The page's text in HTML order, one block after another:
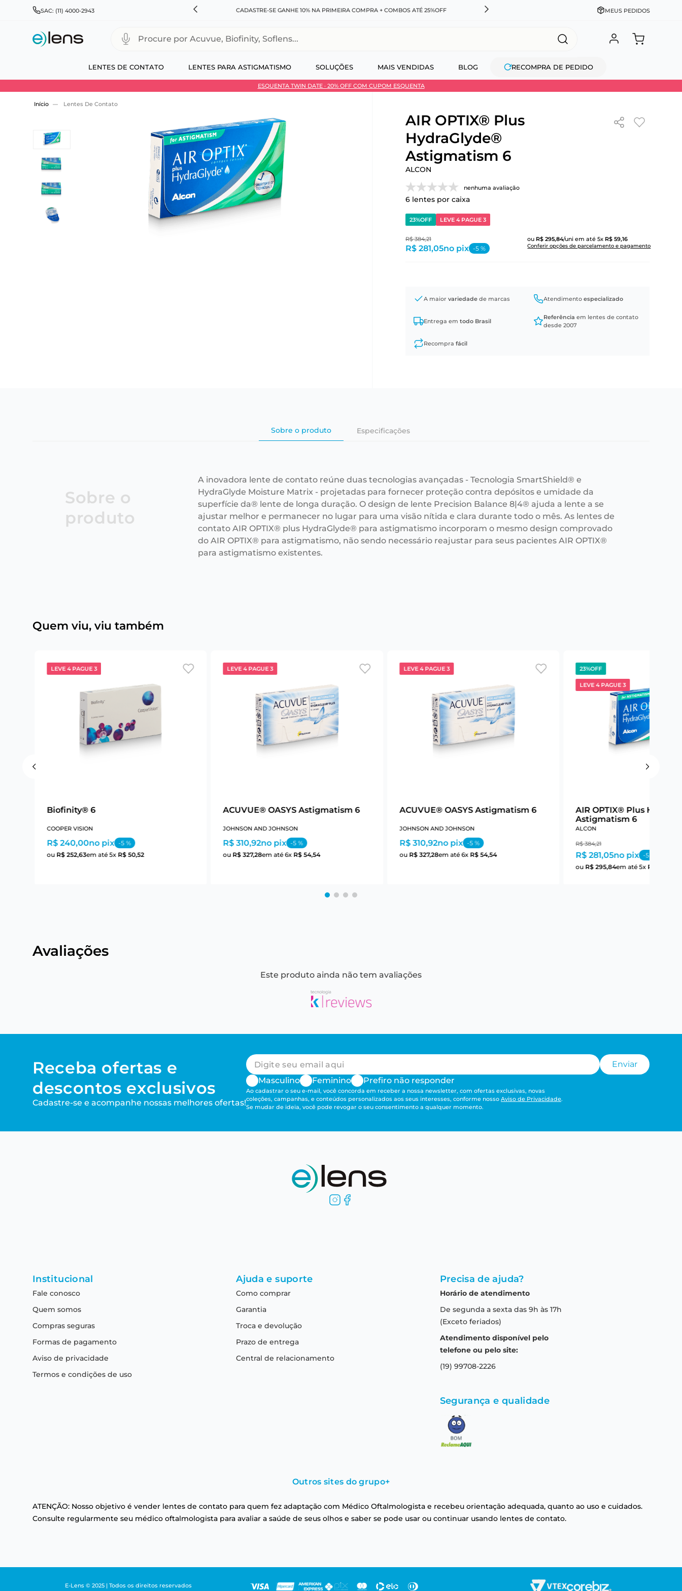
SAC: (11) 4000-2943
PARA TODO BRASIL E EXPRESSO PARA CAPITAIS CADASTRE-SE GANHE 10% NA PRIMEIRA COMPRA + COMBOS ATÉ 25%OFF DESCONTO NO PIX OU À VISTA + PARCELAMENTO EM
MEUS PEDIDOS
LENTES DE CONTATO LENTES PARA ASTIGMATISMO SOLUÇÕES MAIS VENDIDAS BLOG RECOMPRA DE PEDIDO
Procure por Acuvue, Biofinity, Soflens...
ESQUENTA TWIN DATE · 20% OFF COM CUPOM ESQUENTA
Use 30HOJE e ganhe 30% OFF + economia extra no Pix
Lentes De Contato
AIR OPTIX® Plus
HydraGlyde®
Astigmatism 6
ALCON
nenhuma avaliação
6lentes por caixa
23%OFF LEVE 4 PAGUE 3
ou R$ 295,84/uni em até5x R$ 59,16
Conferir opções de parcelamento e pagamento
R$ 384,21
R$ 281,05no pix -5%
A maior variedadede marcas Atendimentoespecializado
Entrega em todo Brasil
Referência em lentes de contato
desde 2007
Recompra fácil
Sobre o produto Especificações
Sobre o
produto
A inovadora lente de contato reúne duas tecnologias avançadas - Tecnologia SmartShield® e
HydraGlyde Moisture Matrix - projetadas para fornecer proteção contra depósitos e umidade da
superfície da® lente de longa duração. O design de lente Precision Balance 8|4® ajuda a lente a se
ajustar melhor e permanecer no lugar para uma visão nítida e clara durante todo o mês. As lentes de
contato AIR OPTIX® plus HydraGlyde® para astigmatismo incorporam o mesmo design comprovado
do AIR OPTIX® para astigmatismo, não sendo necessário reajustar para seus pacientes AIR OPTIX®
para astigmatismo existentes.
Quem viu, viu também
LEVE 4 PAGUE 3
Biofinity® 6
COOPER VISION
R$ 240,00no pix -5%
ou R$ 252,63em até5x R$ 50,52
LEVE 4 PAGUE 3
ACUVUE® OASYS Astigmatism 6
JOHNSON AND JOHNSON
R$ 310,92no pix -5 %
ou R$ 327,28em até6x R$ 54,54
LEVE 4 PAGUE 3
ACUVUE® OASYS Astigmatism 6
JOHNSON AND JOHNSON
R$ 310,92no pix -5%
ou R$ 327,28em até6x R$ 54,54
23%OFF
LEVE 4 PAGUE 3
AIR OPTIX® Plus
Astigmatism 6
ALCON
R$ 384,21
R$ 281,05no pix -5
ou R$ 295,84em até5x R$
Avaliações
Este produto ainda não tem avaliações
Receba ofertas e
descontos exclusivos
Cadastre-se e acompanhe nossas melhores ofertas!
Enviar
Masculino
Feminino Prefiro não responder
Ao cadastrar o seu e-mail, você concorda em receber a nossa newsletter, com ofertas exclusivas, novas
coleções, campanhas, e conteúdos personalizados aos seus interesses, conforme nosso Aviso de Privacidade.
Se mudar de ideia, você pode revogar o seu consentimento a qualquer momento.
Institucional
Fale conosco
Quem somos
Compras seguras
Formas de pagamento
Aviso de privacidade
Termos e condições de uso
Ajuda e suporte
Como comprar
Garantia
Troca e devolução
Prazo de entrega
Central de relacionamento
Precisa de ajuda?
Horário de atendimento
De segunda a sexta das 9h às 17h
(Exceto feriados)
Atendimento disponível pelo
telefone ou pelo site:
(19) 99708-2226
Segurança e qualidade
Outros sites do grupo+
ATENÇÃO: Nosso objetivo é vender lentes de contato para quem fez adaptação com Médico Oftalmologista e recebeu orientação adequada, quanto ao uso e cuidados.
Consulte regularmente seu médico oftalmologista para avaliar a saúde de seus olhos e saber se pode usar ou continuar usando lentes de contato.
E-Lens © 2025 | Todos os direitos reservados